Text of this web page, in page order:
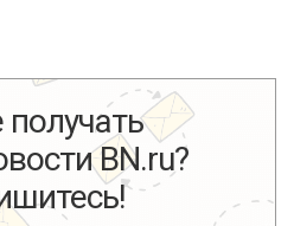
получать
BN.ru?